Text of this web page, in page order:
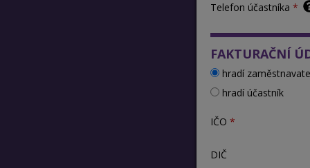
Telefon účastníka
FAKTURAČNÍ
hradí
hradí účastník
IČO
DIČ